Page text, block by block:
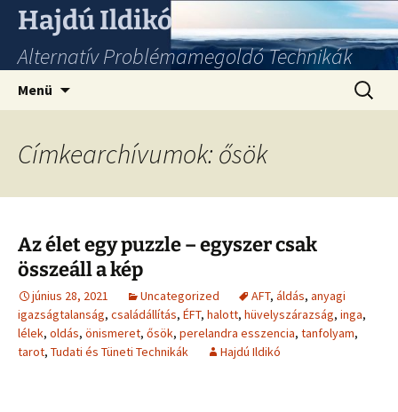
Hajdú Ildikó
Alternatív Problémamegoldó Technikák
Menü
Címkearchívumok: ősök
Az élet egy puzzle – egyszer csak
összeáll a kép
június 28, 2021 Uncategorized AFT, áldás, anyagi
igazságtalanság, családállítás, ÉFT, halott, hüvelyszárazság, inga,
lélek, oldás, önismeret, ősök, perelandra esszencia, tanfolyam,
tarot, Tudati és Tüneti Technikák Hajdú Ildikó